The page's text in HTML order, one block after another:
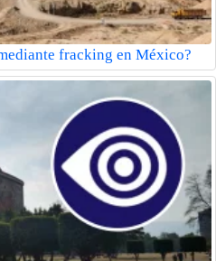
fracking en México?